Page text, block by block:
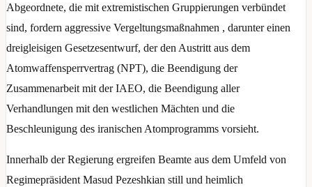
Abgeordnete, die mit extremistischen Gruppierungen verbündet
sind, fordern aggressive Vergeltungsmaßnahmen , darunter einen
dreigleisigen Gesetzesentwurf, der den Austritt aus dem
Atomwaffensperrvertrag (NPT), die Beendigung der
Zusammenarbeit mit der IAEO, die Beendigung aller
Verhandlungen mit den westlichen Mächten und die
Beschleunigung des iranischen Atomprogramms vorsieht.
Innerhalb der Regierung ergreifen Beamte aus dem Umfeld von
Regimepräsident Masud Pezeshkian still und heimlich